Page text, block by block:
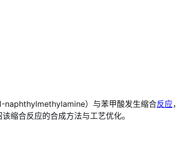
naphthylmethylamine）与苯甲酸发生缩合反应
缩合反应的合成方法与工艺优化。